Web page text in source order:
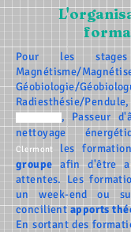
Pour les
Magnétisme/
Géobiologie/
Radiesthésie/
, Passeur
nettoyage
Clermont les
groupe afin d'être
attentes. Les
un week-end ou
concilientapports
En sortant des